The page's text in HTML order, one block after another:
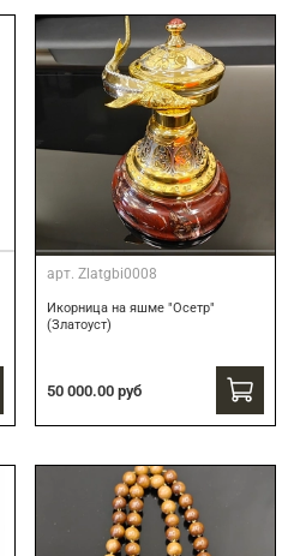
арт. Zlatgbi0008
Икорница на яшме "Осетр"
(Златоуст)
50 000.00 руб